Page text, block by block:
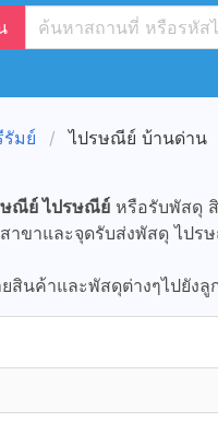
มย์ ไปรษณีย์ บ้านด่าน
ณีย์ ไปรษณีย์ หรือรับพัสดุ
าขาและจุดรับส่งพัสดุ ไปร
นค้าและพัสดุต่างๆไปยัง